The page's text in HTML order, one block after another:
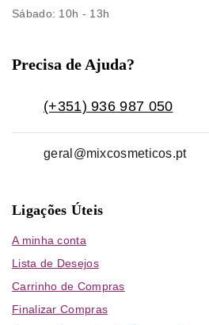
Sábado: 10h - 13h
Precisa de Ajuda?
(+351) 936 987 050
geral@mixcosmeticos.pt
Ligações Úteis
A minha conta
Lista de Desejos
Carrinho de Compras
Finalizar Compras